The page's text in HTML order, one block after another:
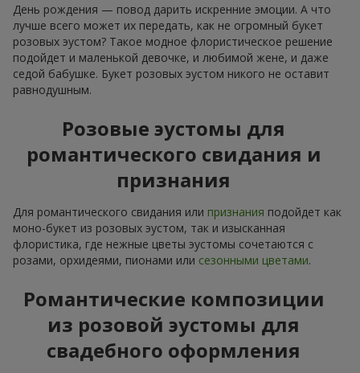
День рождения — повод дарить искренние эмоции. А что
лучше всего может их передать, как не огромный букет
розовых эустом? Такое модное флористическое решение
подойдет и маленькой девочке, и любимой жене, и даже
седой бабушке. Букет розовых эустом никого не оставит
равнодушным.
Розовые эустомы для
романтического свидания и
признания
Для романтического свидания или признания подойдет как
моно-букет из розовых эустом, так и изысканная
флористика, где нежные цветы эустомы сочетаются с
розами, орхидеями, пионами или сезонными цветами.
Романтические композиции
из розовой эустомы для
свадебного оформления